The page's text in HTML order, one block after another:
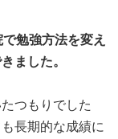
勉強方法を変え
ました。
つもりでした
長期的な成績に